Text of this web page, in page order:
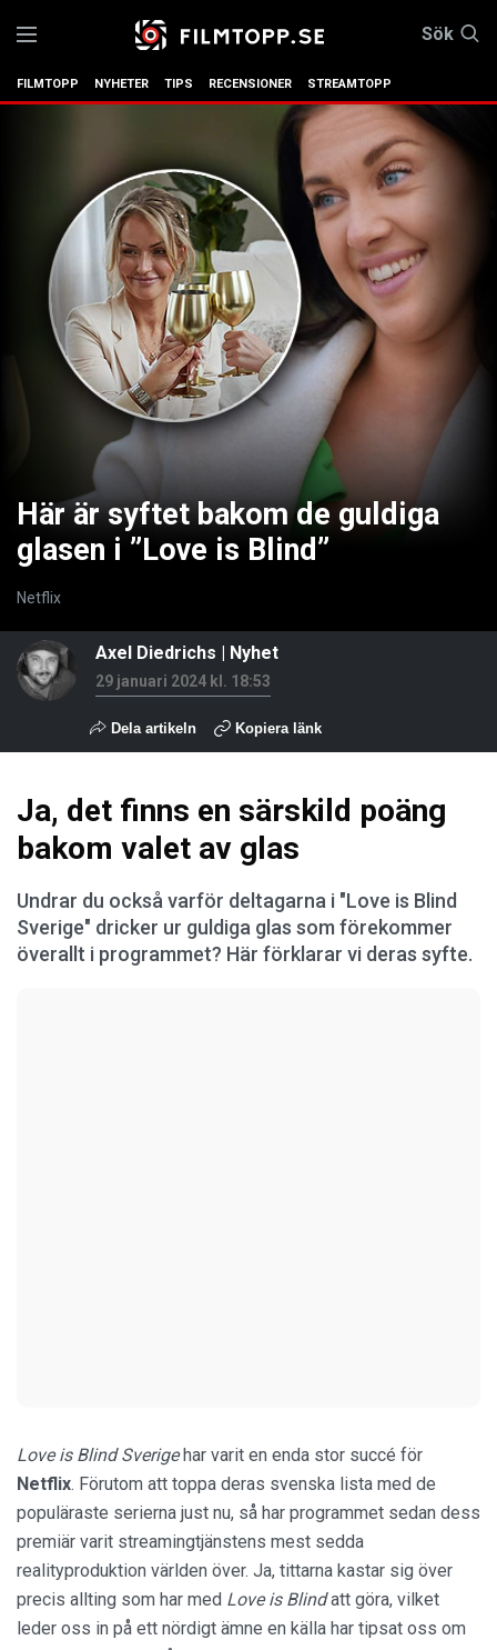
Sök
FILMTOPP NYHETER TIPS RECENSIONER STREAMTOPP
Här är syftet bakom de guldiga
glasen i ”Love is Blind”
Netflix
Axel Diedrichs | Nyhet
29 januari 2024 kl. 18:53
Dela artikeln Kopiera länk
Ja, det finns en särskild poäng
bakom valet av glas
Undrar du också varför deltagarna i "Love is Blind
Sverige" dricker ur guldiga glas som förekommer
överallt i programmet? Här förklarar vi deras syfte.
Love is Blind Sverigehar varit en enda stor succé för
Netflix. Förutom att toppa deras svenska lista med de
populäraste serierna just nu, så har programmet sedan dess
premiär varit streamingtjänstens mest sedda
realityproduktion världen över. Ja, tittarna kastar sig över
precis allting som har med Love is Blindatt göra, vilket
leder oss in på ett nördigt ämne en källa har tipsat oss om